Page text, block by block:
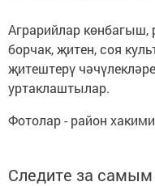
Аграрийлар көнбагыш,
борчак, җитен, соя
җитештерү
уртаклаштылар.
Фотолар - район
Следите за